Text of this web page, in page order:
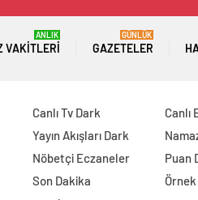
VAKITLERI
ANLIK
GAZETELER
GÜNLÜK
Canlı Tv Dark
Yayın Akışları Dark
Nöbetçi Eczaneler
Son Dakika
Canlı
Puan